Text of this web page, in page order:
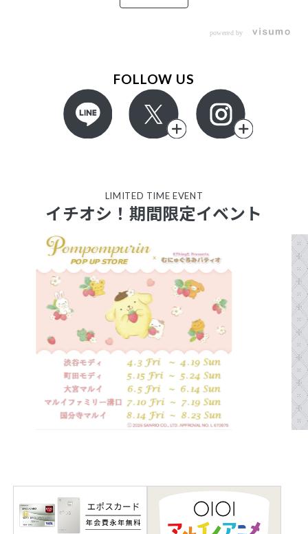
powered by
FOLLOW US
LIMITED TIME EVENT
イチオシ！期間限定イベント